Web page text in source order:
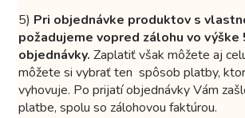
5) Pri objednávke produktov s
požadujeme vopred zálohu vo
objednávky. Zaplatiť však môžete aj
môžete si vybrať ten spôsob platby,
vyhovuje. Po prijatí objednávky Vám
platbe, spolu so zálohovou faktúrou.